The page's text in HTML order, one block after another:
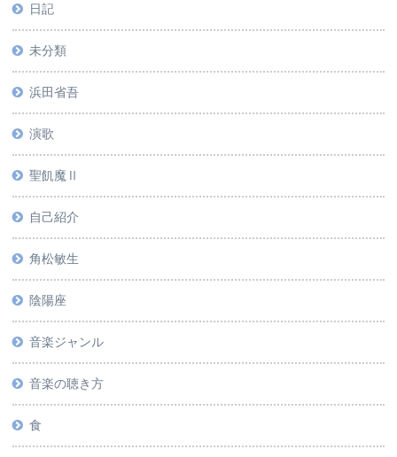
日記
未分類
浜田省吾
演歌
聖飢魔Ⅱ
自己紹介
角松敏生
陰陽座
音楽ジャンル
音楽の聴き方
食